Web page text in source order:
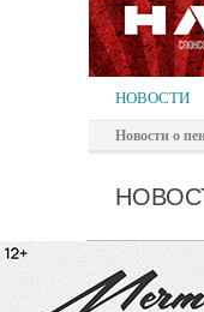
НОВОСТИ
Новости о